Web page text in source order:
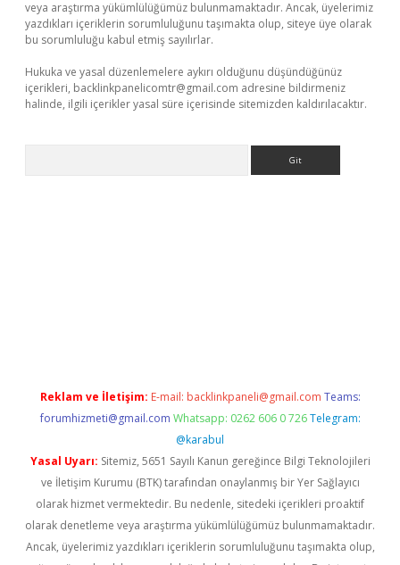
veya araştırma yükümlülüğümüz bulunmamaktadır. Ancak, üyelerimiz
yazdıkları içeriklerin sorumluluğunu taşımakta olup, siteye üye olarak
bu sorumluluğu kabul etmiş sayılırlar.
Hukuka ve yasal düzenlemelere aykırı olduğunu düşündüğünüz
içerikleri, backlinkpanelicomtr@gmail.com adresine bildirmeniz
halinde, ilgili içerikler yasal süre içerisinde sitemizden kaldırılacaktır.
Reklam ve İletişim: E-mail: backlinkpaneli@gmail.com Teams:
forumhizmeti@gmail.com Whatsapp: 0262 606 0 726 Telegram:
@karabul
Yasal Uyarı: Sitemiz, 5651 Sayılı Kanun gereğince Bilgi Teknolojileri
ve İletişim Kurumu (BTK) tarafından onaylanmış bir Yer Sağlayıcı
olarak hizmet vermektedir. Bu nedenle, sitedeki içerikleri proaktif
olarak denetleme veya araştırma yükümlülüğümüz bulunmamaktadır.
Ancak, üyelerimiz yazdıkları içeriklerin sorumluluğunu taşımakta olup,